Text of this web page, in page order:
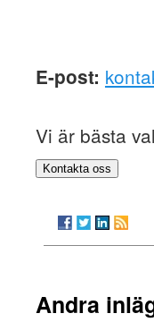
E-post:
Vi är bästa
Kontakta oss
Andra